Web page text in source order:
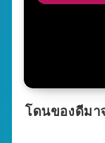
โดนของดีมา